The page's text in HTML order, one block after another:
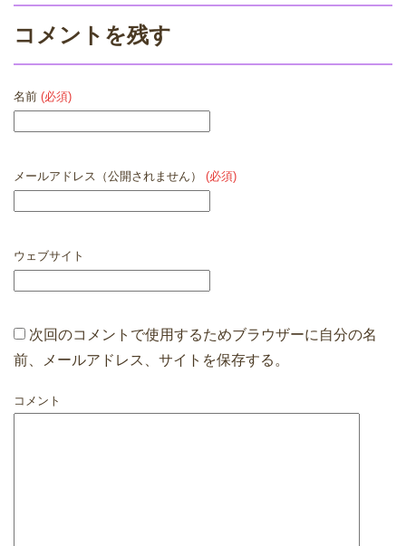
コメントを残す
名前 (必須)
メールアドレス（公開されません） (必須)
ウェブサイト
次回のコメントで使用するためブラウザーに自分の名
前、メールアドレス、サイトを保存する。
コメント